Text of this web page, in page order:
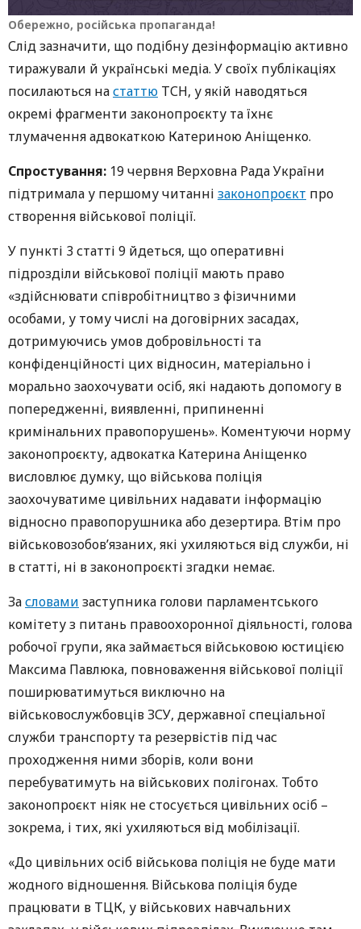
Обережно, російська пропаганда!
Слід зазначити, що подібну дезінформацію активно
тиражували й українські медіа. У своїх публікаціях
посилаються настаттю ТСН, у якій наводяться
окремі фрагменти законопроєкту та їхнє
тлумачення адвокаткою Катериною Аніщенко.
Спростування: 19 червня Верховна Рада України
підтримала у першому читанні законопроєкт про
створення військової поліції.
У пункті 3 статті 9 йдеться, що оперативні
підрозділи військової поліції мають право
«здійснювати співробітництво з фізичними
особами, у тому числі на договірних засадах,
дотримуючись умов добровільності та
конфіденційності цих відносин, матеріально і
морально заохочувати осіб, які надають допомогу в
попередженні, виявленні, припиненні
кримінальних правопорушень». Коментуючи норму
законопроєкту, адвокатка Катерина Аніщенко
висловлює думку, що військова поліція
заохочуватиме цивільних надавати інформацію
відносно правопорушника або дезертира. Втім про
військовозобов’язаних, які ухиляються від служби, ні
в статті, ні в законопроєкті згадки немає.
Засловами заступника голови парламентського
комітету з питань правоохоронної діяльності, голова
робочої групи, яка займається військовою юстицією
Максима Павлюка, повноваження військової поліції
поширюватимуться виключно на
військовослужбовців ЗСУ, державної спеціальної
служби транспорту та резервістів під час
проходження ними зборів, коли вони
перебуватимуть на військових полігонах. Тобто
законопроєкт ніяк не стосується цивільних осіб –
зокрема, і тих, які ухиляються від мобілізації.
«До цивільних осіб військова поліція не буде мати
жодного відношення. Військова поліція буде
працювати в ТЦК, у військових навчальних